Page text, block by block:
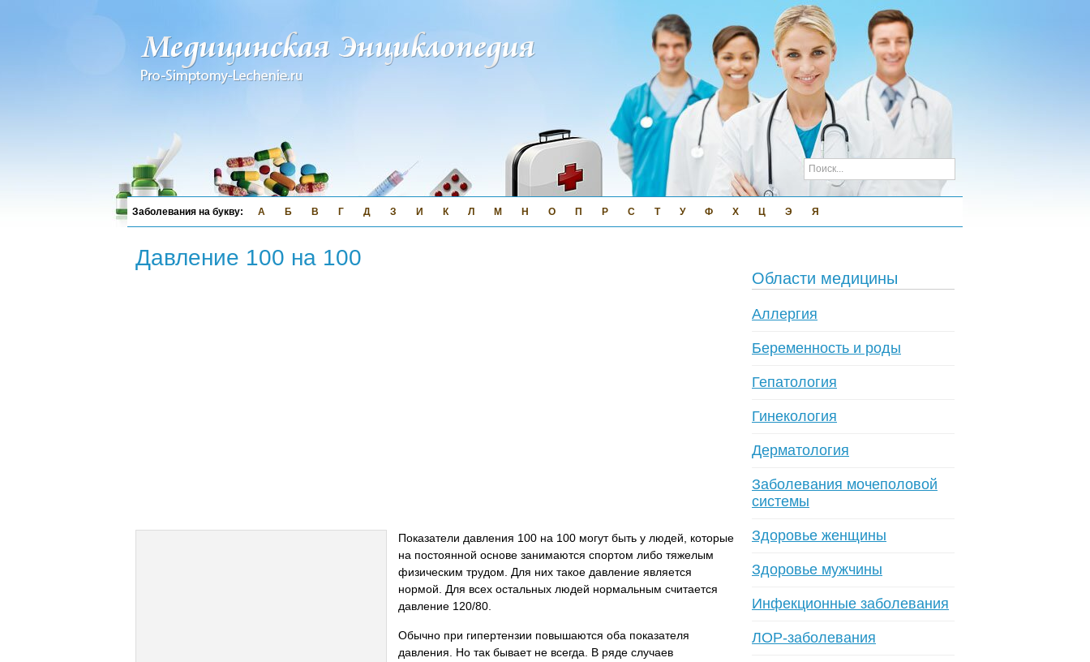
А Б В Г Д З И К Л М Н О П Р С Т У Ф Х Ц Э Я
Давление 100 на 100
Показатели давления 100 на 100 могут быть у людей, которые
на постоянной основе занимаются спортом либо тяжелым
физическим трудом. Для них такое давление является
нормой. Для всех остальных людей нормальным считается
давление 120/80.
Обычно при гипертензии повышаются оба показателя
давления. Но так бывает не всегда. В ряде случаев
Области медицины
Аллергия
Беременность и роды
Гепатология
Гинекология
Дерматология
Заболевания мочеполовой
системы
Здоровье женщины
Здоровье мужчины
Инфекционные заболевания
ЛОР-заболевания